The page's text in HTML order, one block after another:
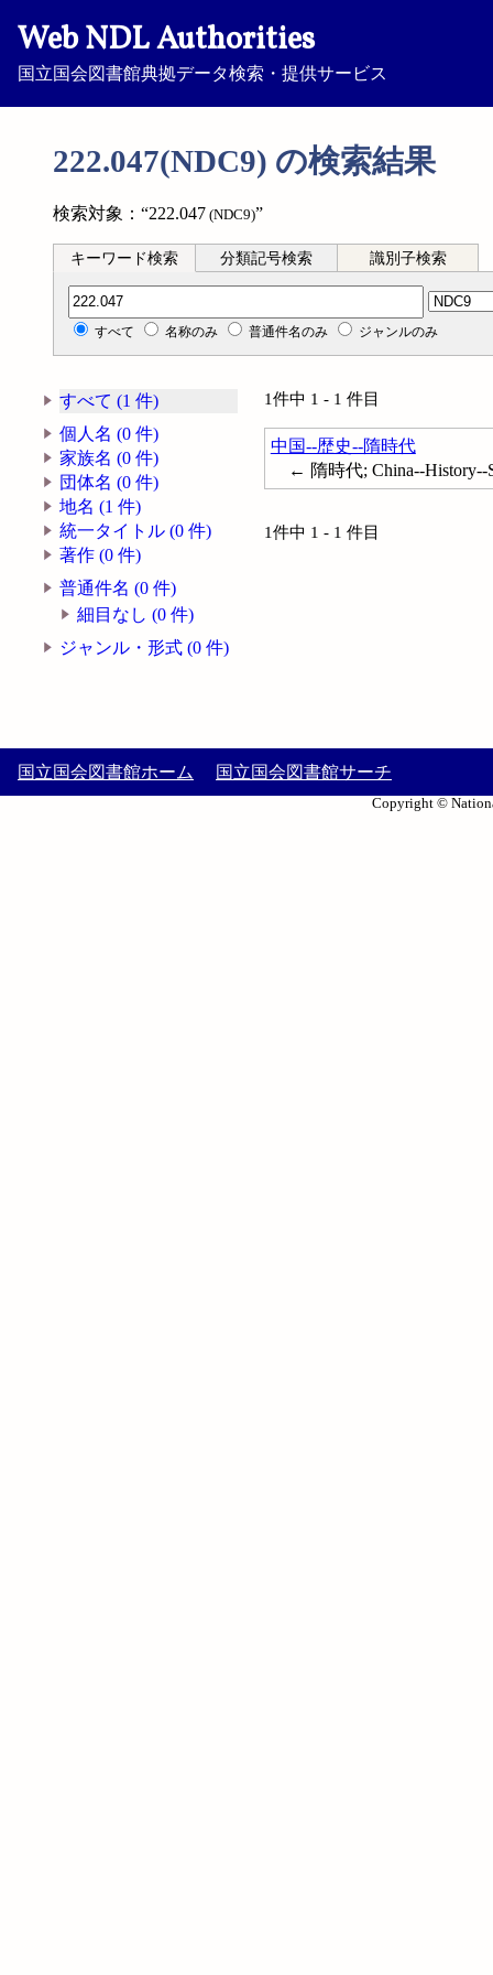
Web NDL Authorities
国立国会図書館典拠データ検索・提供サービス
222.047(NDC9) の検索結果
検索対象：“222.047 (NDC9)”
キーワード検索 分類記号検索 識別子検索
分類記号検索
すべて 名称のみ 普通件名のみ ジャンルのみ
すべて (1 件)
個人名 (0 件)
家族名 (0 件)
団体名 (0 件)
地名 (1 件)
統一タイトル (0 件)
著作 (0 件)
普通件名 (0 件)
細目なし (0 件)
ジャンル・形式 (0 件)
1件中 1 - 1 件目
中国--歴史--隋時代
← 隋時代; China--History--
1件中 1 - 1 件目
国立国会図書館ホーム 国立国会図書館サーチ
Copyright ©